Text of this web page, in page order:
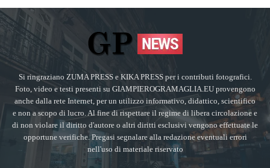
Si ringraziano ZUMA PRESS e KIKA PRESS per i contributi fotografici.
Foto, video e testi presenti su GIAMPIEROGRAMAGLIA.EU provengono
anche dalla rete Internet, per un utilizzo informativo, didattico, scientifico
e non a scopo di lucro. Al fine di rispettare il regime di libera circolazione e
di non violare il diritto d'autore o altri diritti esclusivi vengono effettuate le
opportune verifiche. Pregasi segnalare alla redazione eventuali errori
nell'uso di materiale riservato